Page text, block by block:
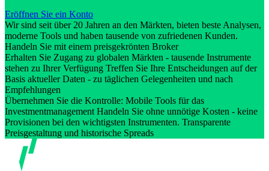
Eröffnen Sie ein Konto
Wir sind seit über 20 Jahren an den Märkten, bieten beste Analysen,
moderne Tools und haben tausende von zufriedenen Kunden.
Handeln Sie mit einem preisgekrönten Broker
Erhalten Sie Zugang zu globalen Märkten - tausende Instrumente
stehen zu Ihrer Verfügung Treffen Sie Ihre Entscheidungen auf der
Basis aktueller Daten - zu täglichen Gelegenheiten und nach
Empfehlungen
Übernehmen Sie die Kontrolle: Mobile Tools für das
Investmentmanagement Handeln Sie ohne unnötige Kosten - keine
Provisionen bei den wichtigsten Instrumenten. Transparente
Preisgestaltung und historische Spreads